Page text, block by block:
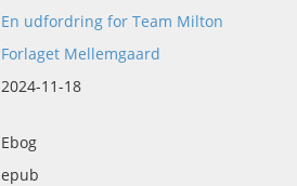
En udfordring for Team Milton
Forlaget Mellemgaard
2024-11-18
Ebog
epub